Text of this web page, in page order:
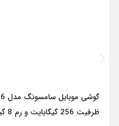
ظرفیت 256 گیگابایت و رم 8 گیگابایت – ویتنام